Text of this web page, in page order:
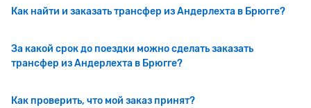
Как найти и заказать трансфер из Андерлехта в Брюгге?
За какой срок до поездки можно сделать заказать
трансфер из Андерлехта в Брюгге?
Как проверить, что мой заказ принят?